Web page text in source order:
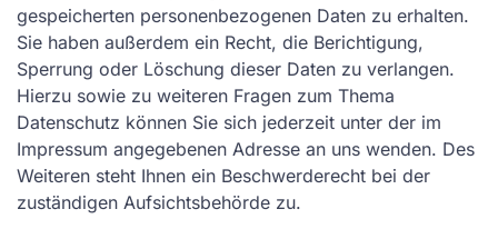
gespeicherten personenbezogenen Daten zu erhalten.
Sie haben außerdem ein Recht, die Berichtigung,
Sperrung oder Löschung dieser Daten zu verlangen.
Hierzu sowie zu weiteren Fragen zum Thema
Datenschutz können Sie sich jederzeit unter der im
Impressum angegebenen Adresse an uns wenden. Des
Weiteren steht Ihnen ein Beschwerderecht bei der
zuständigen Aufsichtsbehörde zu.